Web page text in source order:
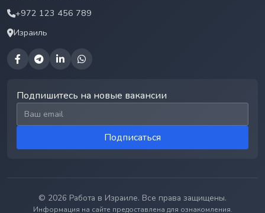
+972 123 456 789
Израиль
Подпишитесь на новые вакансии
Email для подписки
Подписаться
© 2026 Работа в Израиле. Все права защищены.
Информация на сайте предоставлена для ознакомления.